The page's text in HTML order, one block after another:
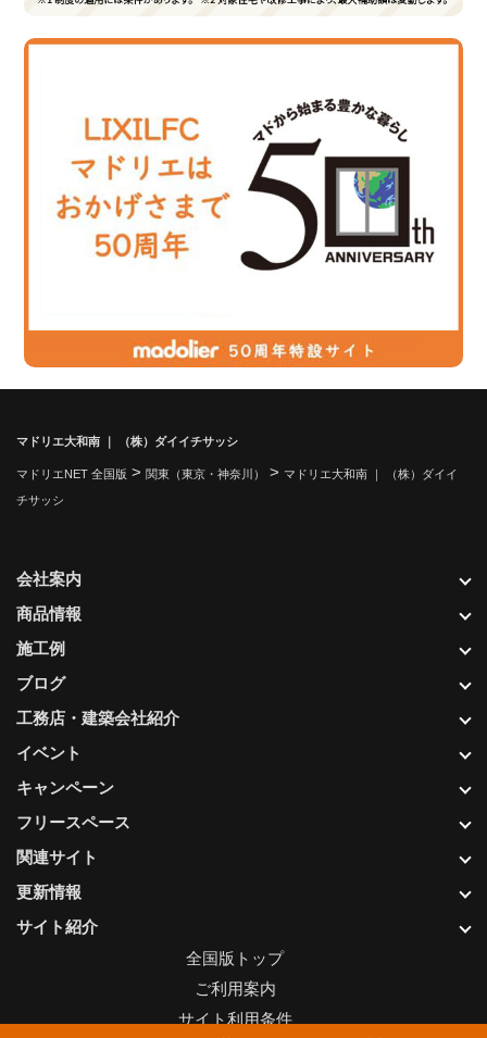
マドリエ大和南 ｜ （株）ダイイチサッシ
マドリエNET 全国版 > 関東（東京・神奈川） > マドリエ大和南 ｜ （株）ダイイ
チサッシ
更新情報
サイト紹介
会社案内
商品情報
施工例
ブログ
工務店・建築会社紹介
イベント
キャンペーン
フリースペース
関連サイト
全国版トップ
ご利用案内
サイト利用条件